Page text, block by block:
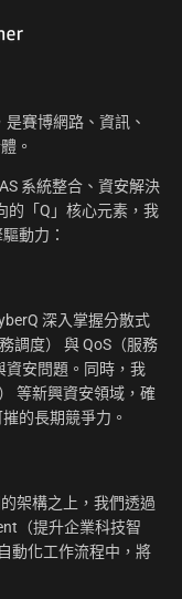
是賽博網路、資訊、
。
系統整合、資安解決
的「Q」核心元素，我
動力：
深入掌握分散式
調度） 與 QoS（服務
資安問題。同時，我
等新興資安領域，確
的長期競爭力。
架構之上，我們透過
（提升企業科技智
動化工作流程中，將